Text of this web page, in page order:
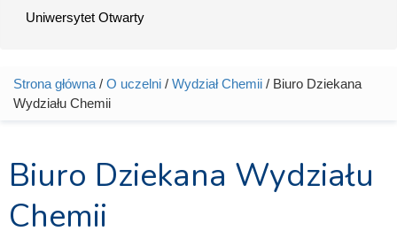
Uniwersytet Otwarty
Jesteś tutaj
Strona główna / O uczelni / Wydział Chemii / Biuro Dziekana
Wydziału Chemii
Biuro Dziekana Wydziału
Chemii